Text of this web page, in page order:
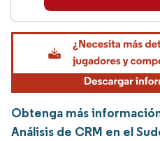
Obtenga más
Análisis de CRM en el